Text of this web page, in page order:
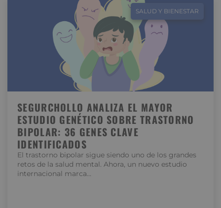
SALUD Y BIENESTAR
SEGURCHOLLO ANALIZA EL MAYOR
ESTUDIO GENÉTICO SOBRE TRASTORNO
BIPOLAR: 36 GENES CLAVE
IDENTIFICADOS
El trastorno bipolar sigue siendo uno de los grandes
retos de la salud mental. Ahora, un nuevo estudio
internacional marca…